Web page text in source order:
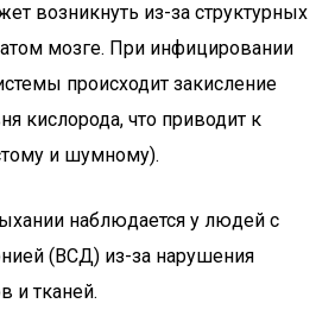
возникнуть из-за структурных
мозге. При инфицировании
происходит закисление
кислорода, что приводит к
и шумному).
наблюдается у людей с
(ВСД) из-за нарушения
и тканей.